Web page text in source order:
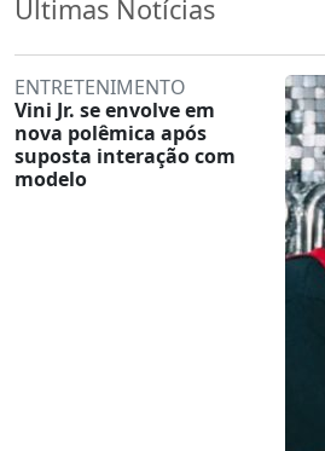
Últimas Notícias
ENTRETENIMENTO
Vini Jr. se envolve em
nova polêmica após
suposta interação com
modelo